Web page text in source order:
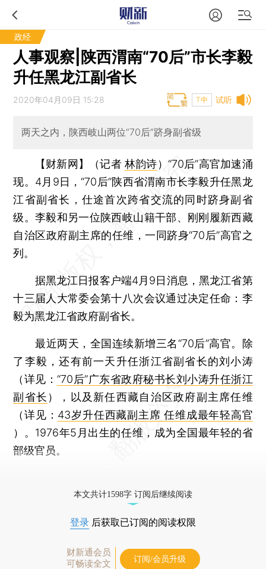
政经
人事观察|陕西渭南“70后”市长李毅
升任黑龙江副省长
试听
2020年04月09日 15:28 T中
两天之内，陕西岐山两位“70后”跻身副省级
【财新网】（记者林韵诗） “70后”高官加速涌
现。4月9日，“70后”陕西省渭南市长李毅升任黑龙
江省副省长，仕途首次跨省交流的同时跻身副省
级。李毅和另一位陕西岐山籍干部、刚刚履新西藏
自治区政府副主席的任维，一同跻身“70后”高官之
列。
据黑龙江日报客户端4月9日消息，黑龙江省第
十三届人大常委会第十八次会议通过决定任命：李
毅为黑龙江省政府副省长。
最近两天，全国连续新增三名“70后”高官。除
了李毅，还有前一天升任浙江省副省长的刘小涛
（详见：“70后”广东省政府秘书长刘小涛升任浙江
副省长 ），以及新任西藏自治区政府副主席任维
（详见： 43岁升任西藏副主席 任维成最年轻高官
）。1976年5月出生的任维，成为全国最年轻的省
部级官员。
本文共计1598字 订阅后继续阅读
登录 后获取已订阅的阅读权限
财新通会员
可畅读全文
订阅/会员升级